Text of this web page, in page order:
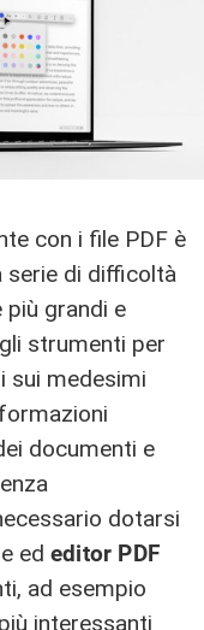
con i file PDF è
serie di difficoltà
più grandi e
strumenti per
sui medesimi
documenti e
dotarsi
ed editor PDF
ad esempio
interessanti